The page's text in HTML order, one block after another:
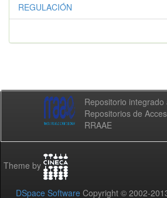
REGULACIÓN
Repositorio integrado
Repositorios de
RRAAE
Theme by
DSpace Software Copyright © 2002-